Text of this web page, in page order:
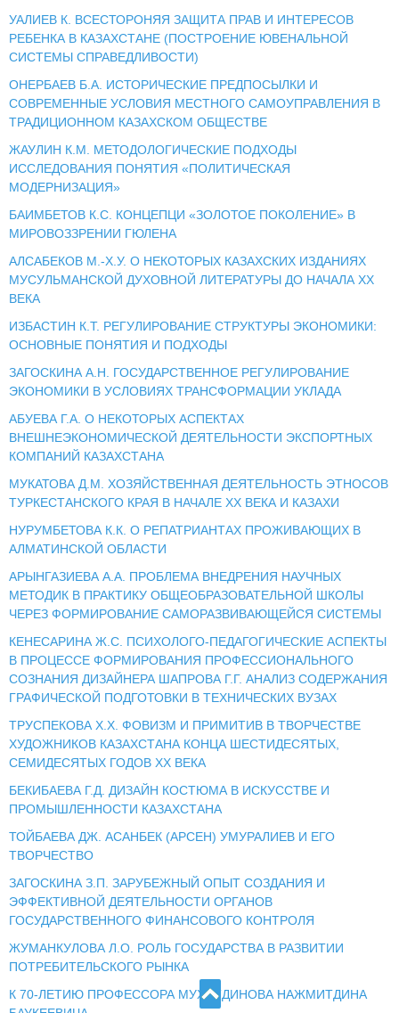
УАЛИЕВ К. ВСЕСТОРОНЯЯ ЗАЩИТА ПРАВ И ИНТЕРЕСОВ
РЕБЕНКА В КАЗАХСТАНЕ (ПОСТРОЕНИЕ ЮВЕНАЛЬНОЙ
СИСТЕМЫ СПРАВЕДЛИВОСТИ)
ОНЕРБАЕВ Б.А. ИСТОРИЧЕСКИЕ ПРЕДПОСЫЛКИ И
СОВРЕМЕННЫЕ УСЛОВИЯ МЕСТНОГО САМОУПРАВЛЕНИЯ В
ТРАДИЦИОННОМ КАЗАХСКОМ ОБЩЕСТВЕ
ЖАУЛИН К.М. МЕТОДОЛОГИЧЕСКИЕ ПОДХОДЫ
ИССЛЕДОВАНИЯ ПОНЯТИЯ «ПОЛИТИЧЕСКАЯ
МОДЕРНИЗАЦИЯ»
БАИМБЕТОВ К.С. КОНЦЕПЦИ «ЗОЛОТОЕ ПОКОЛЕНИЕ» В
МИРОВОЗЗРЕНИИ ГЮЛЕНА
АЛСАБЕКОВ М.-Х.У. О НЕКОТОРЫХ КАЗАХСКИХ ИЗДАНИЯХ
МУСУЛЬМАНСКОЙ ДУХОВНОЙ ЛИТЕРАТУРЫ ДО НАЧАЛА ХХ
ВЕКА
ИЗБАСТИН К.Т. РЕГУЛИРОВАНИЕ СТРУКТУРЫ ЭКОНОМИКИ:
ОСНОВНЫЕ ПОНЯТИЯ И ПОДХОДЫ
ЗАГОСКИНА А.Н. ГОСУДАРСТВЕННОЕ РЕГУЛИРОВАНИЕ
ЭКОНОМИКИ В УСЛОВИЯХ ТРАНСФОРМАЦИИ УКЛАДА
АБУЕВА Г.А. О НЕКОТОРЫХ АСПЕКТАХ
ВНЕШНЕЭКОНОМИЧЕСКОЙ ДЕЯТЕЛЬНОСТИ ЭКСПОРТНЫХ
КОМПАНИЙ КАЗАХСТАНА
МУКАТОВА Д.М. ХОЗЯЙСТВЕННАЯ ДЕЯТЕЛЬНОСТЬ ЭТНОСОВ
ТУРКЕСТАНСКОГО КРАЯ В НАЧАЛЕ ХХ ВЕКА И КАЗАХИ
НУРУМБЕТОВА К.К. О РЕПАТРИАНТАХ ПРОЖИВАЮЩИХ В
АЛМАТИНСКОЙ ОБЛАСТИ
АРЫНГАЗИЕВА А.А. ПРОБЛЕМА ВНЕДРЕНИЯ НАУЧНЫХ
МЕТОДИК В ПРАКТИКУ ОБЩЕОБРАЗОВАТЕЛЬНОЙ ШКОЛЫ
ЧЕРЕЗ ФОРМИРОВАНИЕ САМОРАЗВИВАЮЩЕЙСЯ СИСТЕМЫ
КЕНЕСАРИНА Ж.С. ПСИХОЛОГО-ПЕДАГОГИЧЕСКИЕ АСПЕКТЫ
В ПРОЦЕССЕ ФОРМИРОВАНИЯ ПРОФЕССИОНАЛЬНОГО
СОЗНАНИЯ ДИЗАЙНЕРА ШАПРОВА Г.Г. АНАЛИЗ СОДЕРЖАНИЯ
ГРАФИЧЕСКОЙ ПОДГОТОВКИ В ТЕХНИЧЕСКИХ ВУЗАХ
ТРУСПЕКОВА Х.Х. ФОВИЗМ И ПРИМИТИВ В ТВОРЧЕСТВЕ
ХУДОЖНИКОВ КАЗАХСТАНА КОНЦА ШЕСТИДЕСЯТЫХ,
СЕМИДЕСЯТЫХ ГОДОВ ХХ ВЕКА
БЕКИБАЕВА Г.Д. ДИЗАЙН КОСТЮМА В ИСКУССТВЕ И
ПРОМЫШЛЕННОСТИ КАЗАХСТАНА
ТОЙБАЕВА ДЖ. АСАНБЕК (АРСЕН) УМУРАЛИЕВ И ЕГО
ТВОРЧЕСТВО
ЗАГОСКИНА З.П. ЗАРУБЕЖНЫЙ ОПЫТ СОЗДАНИЯ И
ЭФФЕКТИВНОЙ ДЕЯТЕЛЬНОСТИ ОРГАНОВ
ГОСУДАРСТВЕННОГО ФИНАНСОВОГО КОНТРОЛЯ
ЖУМАНКУЛОВА Л.О. РОЛЬ ГОСУДАРСТВА В РАЗВИТИИ
ПОТРЕБИТЕЛЬСКОГО РЫНКА
К 70-ЛЕТИЮ ПРОФЕССОРА МУХИТДИНОВА НАЖМИТДИНА